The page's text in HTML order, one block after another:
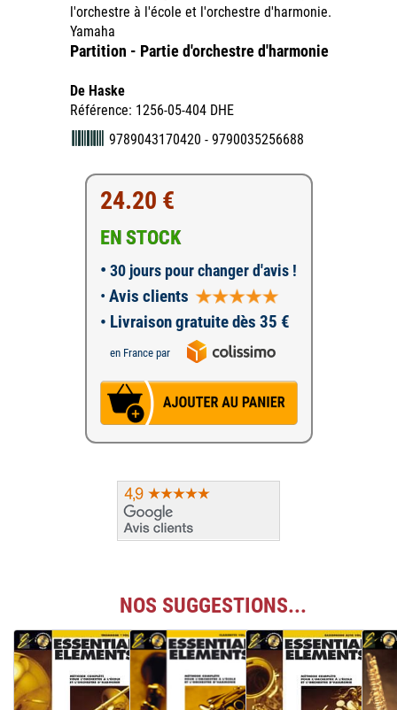
l'orchestre à l'école et l'orchestre d'harmonie.
Yamaha
Partition - Partie d'orchestre d'harmonie
De Haske
Référence: 1256-05-404 DHE
9789043170420 - 9790035256688
24.20 €
EN STOCK
• 30 jours pour changer d'avis !
• Avis clients
• Livraison gratuite dès 35 €
en France par
NOS SUGGESTIONS...